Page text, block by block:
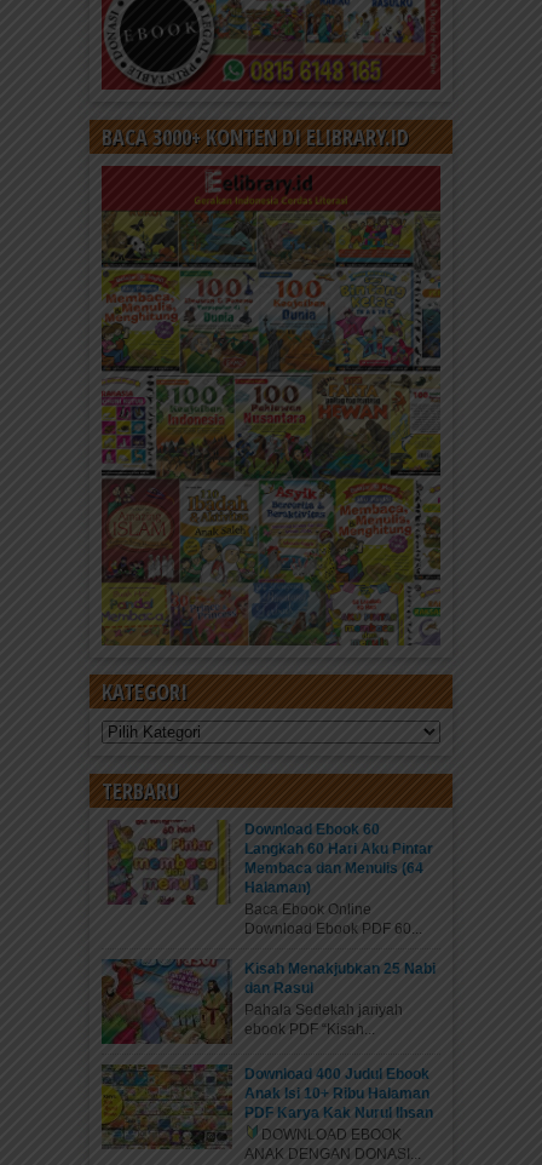
BACA 3000+ KONTEN DI ELIBRARY.ID
KATEGORI
Kategori
TERBARU
Download Ebook 60
Langkah 60 Hari Aku Pintar
Membaca dan Menulis (64
Halaman)
Baca Ebook Online
Download Ebook PDF 60...
Kisah Menakjubkan 25 Nabi
dan Rasul
Pahala Sedekah jariyah
ebook PDF “Kisah...
Download 400 Judul Ebook
Anak Isi 10+ Ribu Halaman
PDF Karya Kak Nurul Ihsan
DOWNLOAD EBOOK
ANAK DENGAN DONASI...